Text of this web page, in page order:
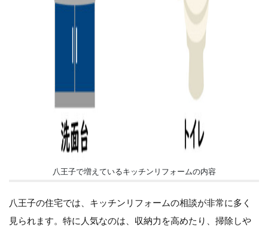
八王子で増えているキッチンリフォームの内容
八王子の住宅では、キッチンリフォームの相談が非常に多く
見られます。特に人気なのは、収納力を高めたり、掃除しや